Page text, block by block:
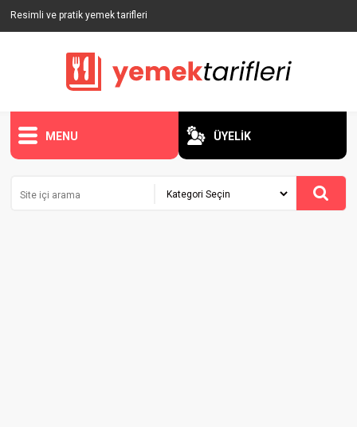
Resimli ve pratik yemek tarifleri
MENU ÜYELİK